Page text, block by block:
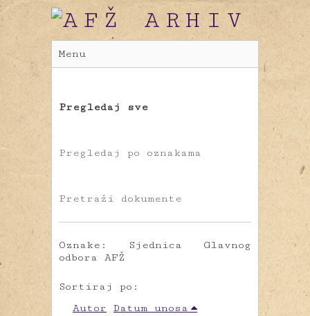
Menu
Pregledaj sve
Pregledaj po oznakama
Pretraži dokumente
Oznake: Sjednica Glavnog
odbora AFŽ
Sortiraj po:
Autor
Datum unosa